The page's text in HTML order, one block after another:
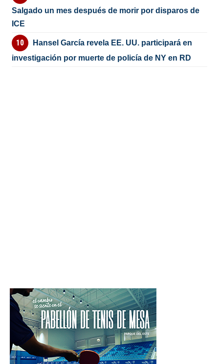
Salgado un mes después de morir por disparos de
ICE
Hansel García revela EE. UU. participará en
investigación por muerte de policía de NY en RD